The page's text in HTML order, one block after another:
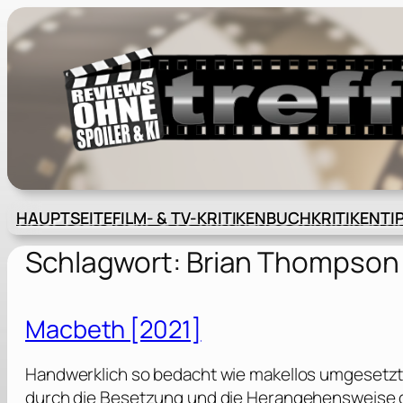
Zum
Inhalt
springen
HAUPTSEITEFILM- & TV-KRITIKENBUCHKRITIKEN
Schlagwort: Brian Thompson
Macbeth [2021]
Handwerklich so bedacht wie makellos
durch die Besetzung und die